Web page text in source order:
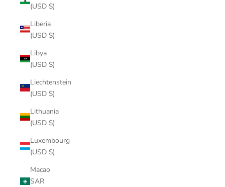
(USD $)
Liberia
(USD $)
Libya
(USD $)
Liechtenstein
(USD $)
Lithuania
(USD $)
Luxembourg
(USD $)
Macao
SAR